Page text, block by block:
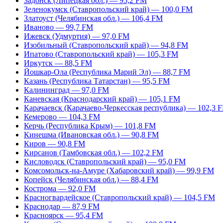
Зеленокумск (Ставропольский край) — 100,0 FM
Златоуст (Челябинская обл.) — 106,4 FM
Иваново — 99,7 FM
Ижевск (Удмуртия) — 97,0 FM
Изобильный (Ставропольский край) — 94,8 FM
Ипатово (Ставропольский край) — 105,3 FM
Иркутск — 88,5 FM
Йошкар-Ола (Республика Марий Эл) — 88,7 FM
Казань (Республика Татарстан) — 95,5 FM
Калининград — 97,0 FM
Каневская (Краснодарский край) — 105,1 FM
Карачаевск (Карачаево-Черкесская республика) — 102,3
Кемерово — 104,3 FM
Керчь (Республика Крым) — 101,8 FM
Кинешма (Ивановская обл.) — 90,8 FM
Киров — 90,8 FM
Кирсанов (Тамбовская обл.) — 102,2 FM
Кисловодск (Ставропольский край) — 95,0 FM
Комсомольск-на-Амуре (Хабаровский край) — 99,9 FM
Копейск (Челябинская обл.) — 88,4 FM
Кострома — 92,0 FM
Красногвардейское (Ставропольский край) — 104,5 FM
Краснодар — 87,9 FM
Красноярск — 95,4 FM